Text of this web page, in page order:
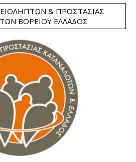
& ΠΡΟΣΤΑΣΊΑΣ
ΒΟΡΕΊΟΥ ΕΛΛΆΔΟΣ